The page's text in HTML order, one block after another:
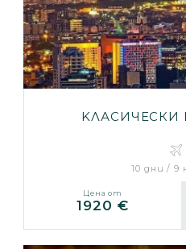
KЛАСИЧЕСКИ
10 дни / 9
Цена от
1920 €